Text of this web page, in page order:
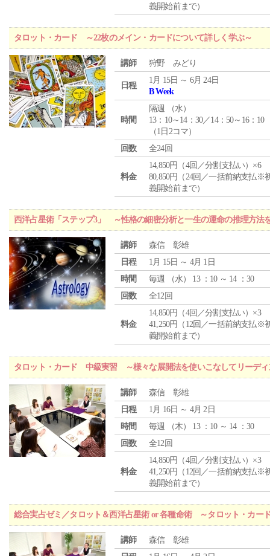
義開始前まで）
タロット・カード ～22枚のメイン・カードについて詳しく学ぶ～
講師 狩野 みどり
日程
1月 15日 ～ 6月 24日
B Week
時間
隔週 （水）
13：10～14：30／14：50～16：10
（1日2コマ）
回数
全24回
料金
14,850円（4回／分割支払い）×6
80,850円（24回／一括前納支払※
義開始前まで）
西洋占星術「ステップ3」 ～性格の細密分析と一生の運命の推理方法
講師
森信 彰雄
日程
1月 15日 ～ 4月 1日
時間
毎週 （水） 13 ：10 ～ 14 ：30
回数
全12回
料金
14,850円（4回／分割支払い）×3
41,250円（12回／一括前納支払※
義開始前まで）
タロット・カード 中級実習 ～様々な展開法を使いこなしてリーディ
講師
森信 彰雄
日程
1月 16日 ～ 4月 2日
時間
毎週 （木） 13 ：10 ～ 14 ：30
回数
全12回
料金
14,850円（4回／分割支払い）×3
41,250円（12回／一括前納支払※
義開始前まで）
総合実占ゼミ／タロット＆西洋占星術 or 各種命術 ～タロット・カー
講師
森信 彰雄